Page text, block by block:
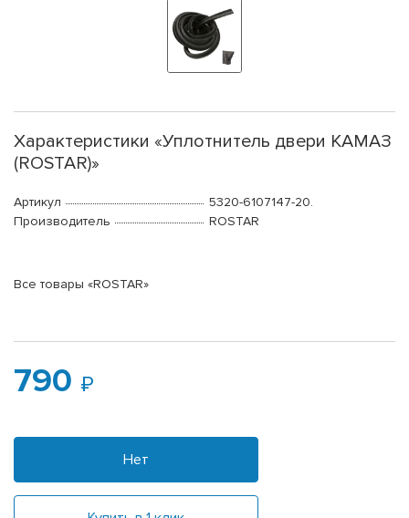
Характеристики «Уплотнитель двери КАМАЗ
(ROSTAR)»
Артикул
5320-6107147-20.
Производитель
ROSTAR
Все товары «ROSTAR»
790
Нет